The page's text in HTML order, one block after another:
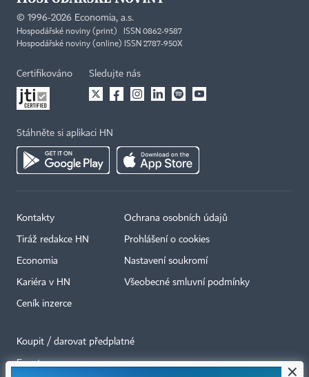
© 1996-2026 Economia, a.s.
Hospodářské noviny (print) ISSN 0862-9587
Hospodářské noviny (online) ISSN 2787-950X
Certifikováno Sledujte nás
Stáhněte si aplikaci HN
Kontakty
Tiráž redakce HN
Economia
Kariéra v HN
Ceník inzerce
Ochrana osobních údajů
Prohlášení o cookies
Nastavení soukromí
Všeobecné smluvní podmínky
Koupit / darovat předplatné
Eventy ×